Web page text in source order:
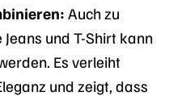
Auch zu
und T-Shirt kann
Es verleiht
und zeigt, dass